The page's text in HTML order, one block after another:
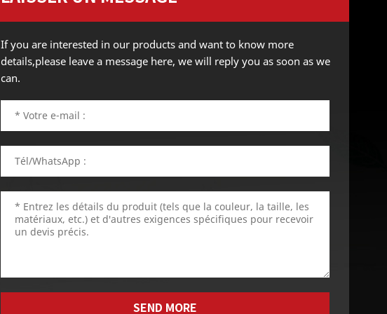
If you are interested in our products and want to know more
details,please leave a message here, we will reply you as soon as we
can.
SEND MORE